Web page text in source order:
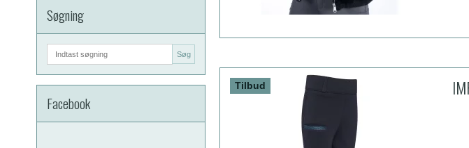
Søgning
Søg
Facebook
Tilbud